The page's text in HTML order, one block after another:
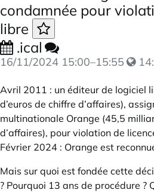
condamnée pour
libre
.ical
16/11/2024 15:00–15:55
Avril 2011 : un éditeur de logiciel
d’euros de chiffre d’affaires),
multinationale Orange (45,5
d’affaires), pour violation de
Février 2024 : Orange est
Mais sur quoi est fondée cette
? Pourquoi 13 ans de procédure ?